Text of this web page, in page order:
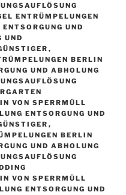
ENTRÜMPELUNGEN
UND
UND
,
BERLIN
UND ABHOLUNG
VON SPERRMÜLL
ENTSORGUNG UND
,
BERLIN
UND ABHOLUNG
VON SPERRMÜLL
ENTSORGUNG UND